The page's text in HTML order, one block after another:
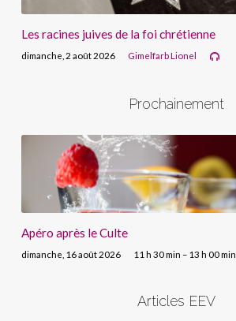
Les racines juives de la foi chrétienne
dimanche, 2 août 2026 Gimelfarb Lionel
Prochainement
Apéro après le Culte
dimanche, 16 août 2026 11 h 30 min – 13 h 00 min
Articles EEV